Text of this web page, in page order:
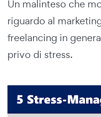
Un malinteso che
riguardo al
freelancing in
privo di stress.